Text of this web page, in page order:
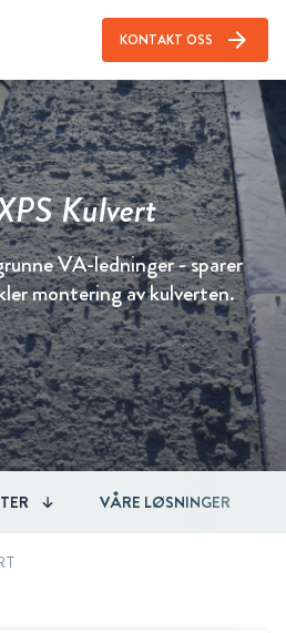
KONTAKT OSS arrow_forward
Kulvert
VA-ledninger - sparer
montering av kulverten.
VÅRE LØSNINGER